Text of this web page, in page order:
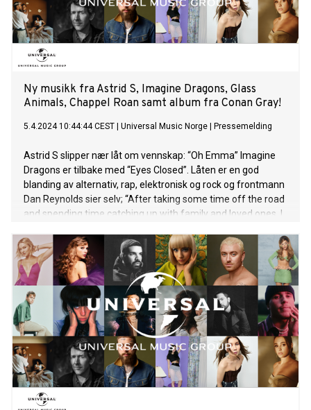
Ny musikk fra Astrid S, Imagine Dragons, Glass
Animals, Chappel Roan samt album fra Conan Gray!
5.4.2024 10:44:44 CEST Universal Music Norge Pressemelding
Astrid S slipper nær låt om vennskap: “Oh Emma” Imagine
Dragons er tilbake med “Eyes Closed”. Låten er en god
blanding av alternativ, rap, elektronisk og rock og frontmann
Dan Reynolds sier selv; “After taking some time off the road
and spending time catching up with family and loved ones, I
originally brought me the most joy, but with a new outlook
and mentality. The world looks much different after being a
band for more than a decade. But some things will always
remain the same. It’s finding that right balance of nostalgia
and freshness that brings me the most joy in the studio. We
had a lot of fun making this one and hope you enjoy it too”.
Se musikkvideo HER. Med fenomenet “Heat Waves”, som
har over 7 milliarder streams, er den britiske kvartetten
Glass Animals tilbake med “Creatures in Heaven”. Låten
omhandler et intenst vennskap som tok slutt for tidlig og blir
å finne på deres fjerde album, I Love You So F***ing Mu